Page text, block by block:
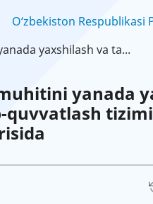
O‘zbekiston Respublikasi
yaxshilash va ta...
yanada
quvvatlash